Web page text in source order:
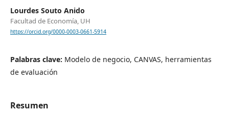
Lourdes Souto Anido
Facultad de Economía, UH
https://orcid.org/0000-0003-0661-5914
Palabras clave: Modelo de negocio, CANVAS, herramientas
de evaluación
Resumen